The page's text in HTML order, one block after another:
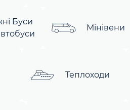
Буси
Мінівени
Теплоходи